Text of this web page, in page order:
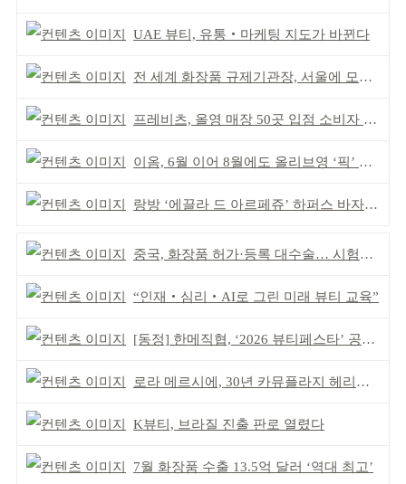
UAE 뷰티, 유통‧마케팅 지도가 바뀐다
전 세계 화장품 규제기관장, 서울에 모인다
프레비츠, 올영 매장 50곳 입점 소비자 접점 강화
이옴, 6월 이어 8월에도 올리브영 ‘픽’ 선정
랑방 ‘에끌라 드 아르페쥬’ 하퍼스 바자 화보 공개
중국, 화장품 허가·등록 대수술… 시험자료 공용 허용
“인재‧심리‧AI로 그린 미래 뷰티 교육”
[동정] 한메직협, ‘2026 뷰티페스타’ 공동 주최
로라 메르시에, 30년 카뮤플라지 헤리티지 담아
K뷰티, 브라질 진출 판로 열렸다
7월 화장품 수출 13.5억 달러 ‘역대 최고’